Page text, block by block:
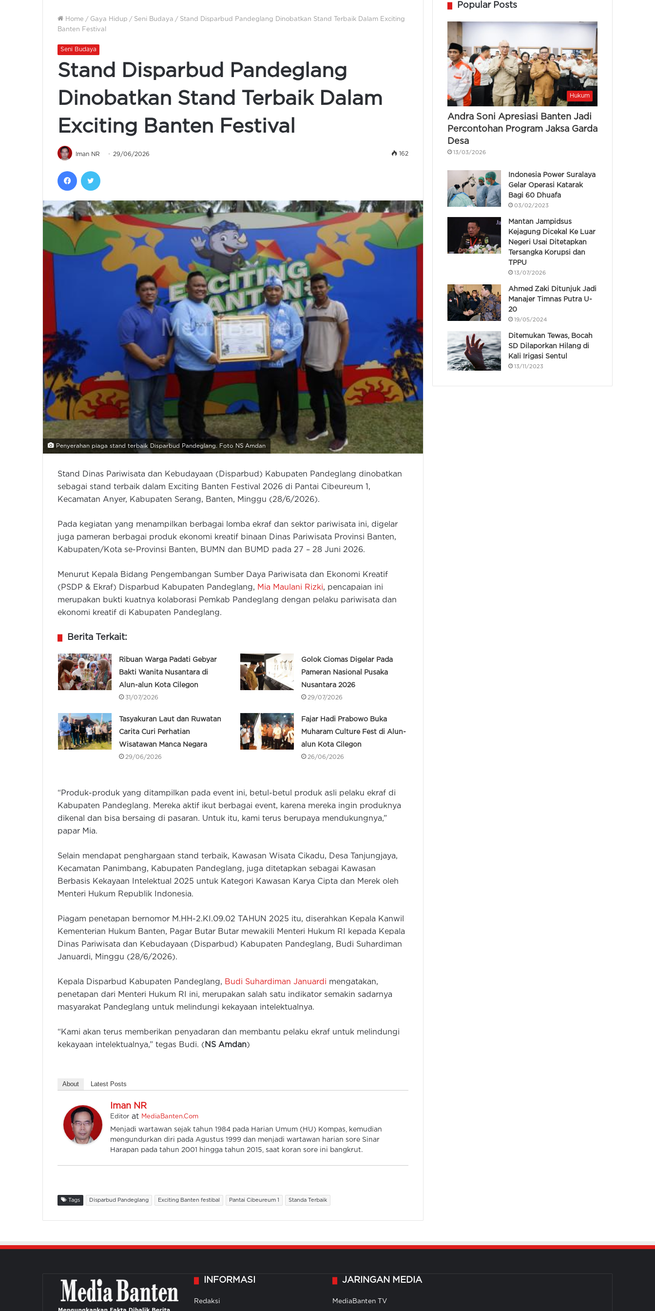
Home / Gaya Hidup / Seni Budaya / Stand Disparbud Pandeglang Dinobatkan Stand Terbaik Dalam Exciting
Banten Festival
Seni Budaya
Stand Disparbud Pandeglang
Dinobatkan Stand Terbaik Dalam
Exciting Banten Festival
Iman NR 29/06/2026 162
Facebook
Penyerahan piaga stand terbaik Disparbud Pandeglang. Foto NS Amdan
Stand Dinas Pariwisata dan Kebudayaan (Disparbud) Kabupaten Pandeglang dinobatkan
sebagai stand terbaik dalam Exciting Banten Festival 2026 di Pantai Cibeureum 1,
Kecamatan Anyer, Kabupaten Serang, Banten, Minggu (28/6/2026).
Pada kegiatan yang menampilkan berbagai lomba ekraf dan sektor pariwisata ini, digelar
juga pameran berbagai produk ekonomi kreatif binaan Dinas Pariwisata Provinsi Banten,
Kabupaten/Kota se-Provinsi Banten, BUMN dan BUMD pada 27 – 28 Juni 2026.
Menurut Kepala Bidang Pengembangan Sumber Daya Pariwisata dan Ekonomi Kreatif
(PSDP & Ekraf) Disparbud Kabupaten Pandeglang, Mia Maulani Rizki, pencapaian ini
merupakan bukti kuatnya kolaborasi Pemkab Pandeglang dengan pelaku pariwisata dan
ekonomi kreatif di Kabupaten Pandeglang.
Berita Terkait:
Ribuan Warga Padati Gebyar
Bakti Wanita Nusantara di
Alun-alun Kota Cilegon
31/07/2026
Golok Ciomas Digelar Pada
Pameran Nasional Pusaka
Nusantara 2026
29/07/2026
Tasyakuran Laut dan Ruwatan
Carita Curi Perhatian
Wisatawan Manca Negara
29/06/2026
Fajar Hadi Prabowo Buka
Muharam Culture Fest di Alun-
alun Kota Cilegon
26/06/2026
“Produk-produk yang ditampilkan pada event ini, betul-betul produk asli pelaku ekraf di
Kabupaten Pandeglang. Mereka aktif ikut berbagai event, karena mereka ingin produknya
dikenal dan bisa bersaing di pasaran. Untuk itu, kami terus berupaya mendukungnya,”
papar Mia.
Selain mendapat penghargaan stand terbaik, Kawasan Wisata Cikadu, Desa Tanjungjaya,
Kecamatan Panimbang, Kabupaten Pandeglang, juga ditetapkan sebagai Kawasan
Berbasis Kekayaan Intelektual 2025 untuk Kategori Kawasan Karya Cipta dan Merek oleh
Menteri Hukum Republik Indonesia.
Piagam penetapan bernomor M.HH-2.KI.09.02 TAHUN 2025 itu, diserahkan Kepala Kanwil
Kementerian Hukum Banten, Pagar Butar Butar mewakili Menteri Hukum RI kepada Kepala
Dinas Pariwisata dan Kebudayaan (Disparbud) Kabupaten Pandeglang, Budi Suhardiman
Januardi, Minggu (28/6/2026).
Kepala Disparbud Kabupaten Pandeglang, Budi Suhardiman Januardi mengatakan,
penetapan dari Menteri Hukum RI ini, merupakan salah satu indikator semakin sadarnya
masyarakat Pandeglang untuk melindungi kekayaan intelektualnya.
“Kami akan terus memberikan penyadaran dan membantu pelaku ekraf untuk melindungi
kekayaan intelektualnya,” tegas Budi. ( NS Amdan)
About Latest Posts
Iman NR
Editor at MediaBanten.Com
Menjadi wartawan sejak tahun 1984 pada Harian Umum (HU) Kompas, kemudian
mengundurkan diri pada Agustus 1999 dan menjadi wartawan harian sore Sinar
Harapan pada tahun 2001 hingga tahun 2015, saat koran sore ini bangkrut.
Tags Disparbud Pandeglang Exciting Banten festibal Pantai Cibeureum 1 Standa Terbaik
Popular Posts
Hukum
Andra Soni Apresiasi Banten Jadi
Percontohan Program Jaksa Garda
Desa
13/03/2026
Indonesia Power Suralaya
Gelar Operasi Katarak
Bagi 60 Dhuafa
03/02/2023
Mantan Jampidsus
Kejagung Dicekal Ke Luar
Negeri Usai Ditetapkan
Tersangka Korupsi dan
TPPU
13/07/2026
Ahmed Zaki Ditunjuk Jadi
Manajer Timnas Putra U-
20
19/05/2024
Ditemukan Tewas, Bocah
SD Dilaporkan Hilang di
Kali Irigasi Sentul
13/11/2023
INFORMASI
Redaksi
JARINGAN MEDIA
MediaBanten TV